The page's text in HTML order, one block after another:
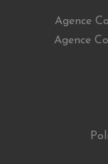
Agence
Agence